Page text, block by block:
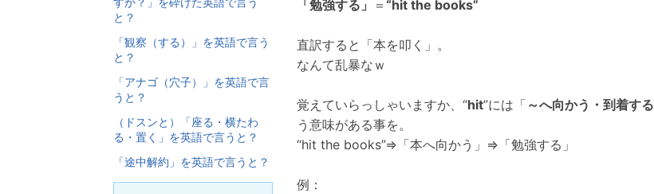
「勉強する」 ＝ “hit the books”
直訳すると「本を叩く」。
なんて乱暴なｗ
覚えていらっしゃいますか、“hit”には「 ～へ向かう・到着する
う意味がある事を。
“hit the books”⇒「本へ向かう」⇒「勉強する」
例：
と？
「観察（する）」を英語で言う
と？
「アナゴ（穴子）」を英語で言
うと？
（ドスンと）「座る・横たわ
る・置く」を英語で言うと？
「途中解約」を英語で言うと？